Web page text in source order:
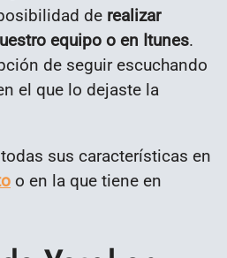
de realizar
equipo o en Itunes.
de seguir escuchando
el que lo dejaste la
sus características en
o en la que tiene en